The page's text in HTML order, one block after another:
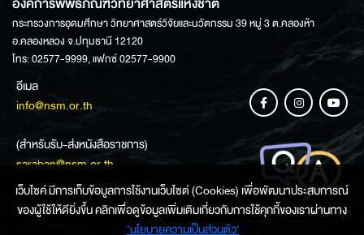
กระทรวงการอุดมศึกษา วิทยาศาสตร์วิจัยและนวัตกรรม 39 หมู่ 3 ต.คลองห้า
อ.คลองหลวง จ.ปทุมธานี 12120
โทร: 02577-9999, แฟกซ์ 02577-9900
อีเมล
info@nsm.or.th
(สำหรับรับ-ส่งหนังสือราชการ)
saraban@nsm.or.th
ช่องทางการสอบถามข้อมูล
เว็บไซค์ มีการเก็บข้อมูลการใช้งานเว็บไซต์ (Cookies) เพื่อพัฒนาประสบการณ์
ของผู้ใช้ให้ดียิ่งขึ้น คลิกเพื่อดูข้อมูลเพิ่มเติมเกี่ยวกับการใช้คุกกี้ของเราผ่านทาง
‘นโยบายความเป็นส่วนตัว'